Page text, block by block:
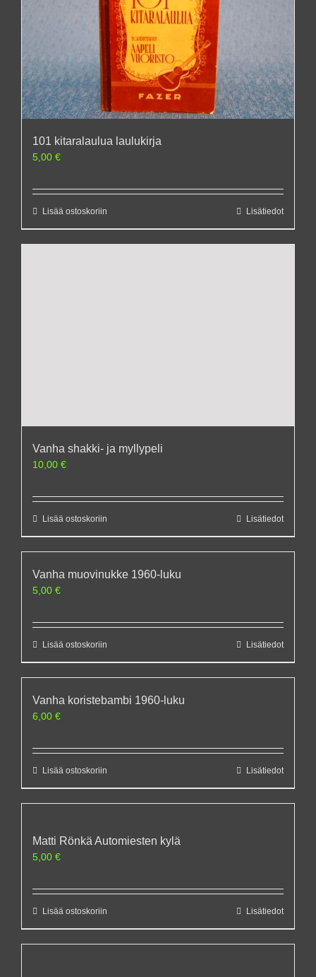
101 kitaralaulua laulukirja
5,00 €
Lisää ostoskoriin Lisätiedot
Vanha shakki- ja myllypeli
10,00 €
Lisää ostoskoriin Lisätiedot
Vanha muovinukke 1960-luku
5,00 €
Lisää ostoskoriin Lisätiedot
Vanha koristebambi 1960-luku
6,00 €
Lisää ostoskoriin Lisätiedot
Matti Rönkä Automiesten kylä
5,00 €
Lisää ostoskoriin Lisätiedot